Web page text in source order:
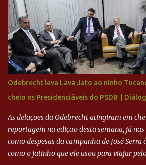
feito imediatamente para pagamento de
investimentos no departamento de futebol.
para a recuperação do Cruzeiro, o aporte
Ronaldo sendo solidário à dívida de R$ 1
mais o peso que o ex-atacante tem no
sua história na Raposa, pesaram para que
camisas 9 acertasse a compra do clube.
ADVOGADO DO CRUZEIRO NA SAF
CRUZEIRO - RONALDO COMPROU 90%
Odebrecht leva Lava Jato ao ninho
cheio os Presidenciáveis do PSDB |
As delações da Odebrecht atingiram em
reportagem na edição desta semana, já nas
como despesas da campanha de José Serra
como o jatinho que ele usou para viajar